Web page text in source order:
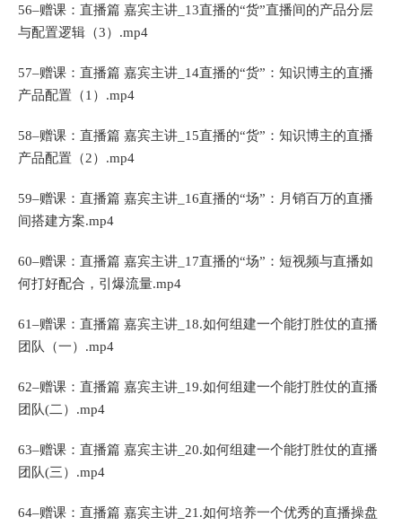
56–赠课：直播篇 嘉宾主讲_13直播的“货”直播间的产品分层
与配置逻辑（3）.mp4
57–赠课：直播篇 嘉宾主讲_14直播的“货”：知识博主的直播
产品配置（1）.mp4
58–赠课：直播篇 嘉宾主讲_15直播的“货”：知识博主的直播
产品配置（2）.mp4
59–赠课：直播篇 嘉宾主讲_16直播的“场”：月销百万的直播
间搭建方案.mp4
60–赠课：直播篇 嘉宾主讲_17直播的“场”：短视频与直播如
何打好配合，引爆流量.mp4
61–赠课：直播篇 嘉宾主讲_18.如何组建一个能打胜仗的直播
团队（一）.mp4
62–赠课：直播篇 嘉宾主讲_19.如何组建一个能打胜仗的直播
团队(二）.mp4
63–赠课：直播篇 嘉宾主讲_20.如何组建一个能打胜仗的直播
团队(三）.mp4
64–赠课：直播篇 嘉宾主讲_21.如何培养一个优秀的直播操盘